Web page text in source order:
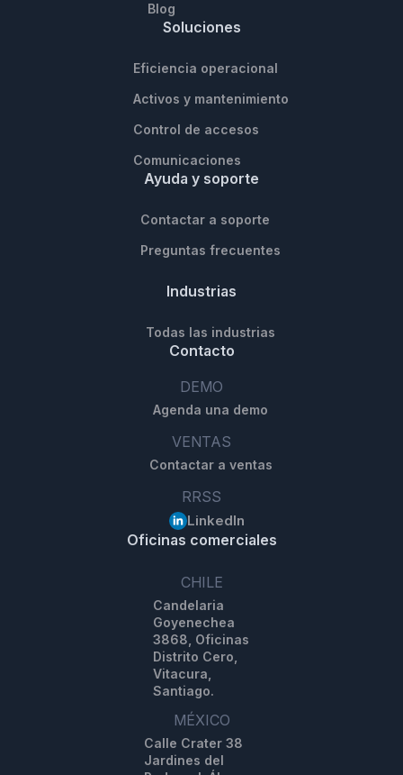
Blog
Soluciones
Eficiencia operacional
Activos y mantenimiento
Control de accesos
Comunicaciones
Ayuda y soporte
Contactar a soporte
Preguntas frecuentes
Industrias
Todas las industrias
Contacto
DEMO
Agenda una demo
VENTAS
Contactar a ventas
RRSS
LinkedIn
Oficinas comerciales
CHILE
Candelaria
Goyenechea
3868, Oficinas
Distrito Cero,
Vitacura,
Santiago.
MÉXICO
Calle Crater 38
Jardines del